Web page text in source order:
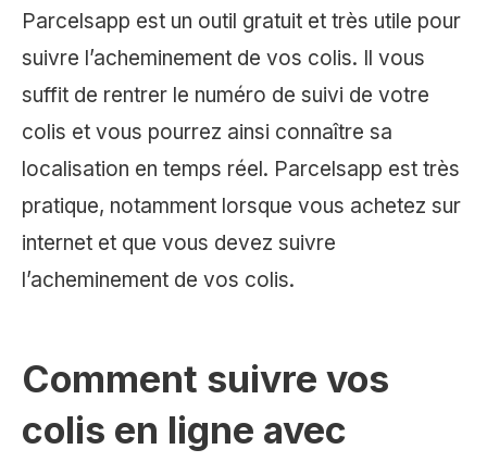
Parcelsapp est un outil gratuit et très utile pour
suivre l’acheminement de vos colis. Il vous
suffit de rentrer le numéro de suivi de votre
colis et vous pourrez ainsi connaître sa
localisation en temps réel. Parcelsapp est très
pratique, notamment lorsque vous achetez sur
internet et que vous devez suivre
l’acheminement de vos colis.
Comment suivre vos
colis en ligne avec